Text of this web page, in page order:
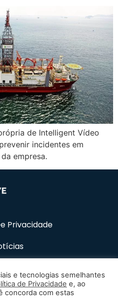
de Intelligent Vídeo
incidentes em
empresa.
Privacidade
e tecnologias semelhantes
de Privacidade e, ao
concorda com estas